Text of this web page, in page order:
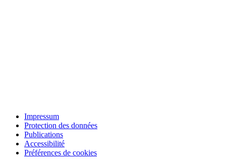
Impressum
Protection des données
Publications
Accessibilité
Préférences de cookies